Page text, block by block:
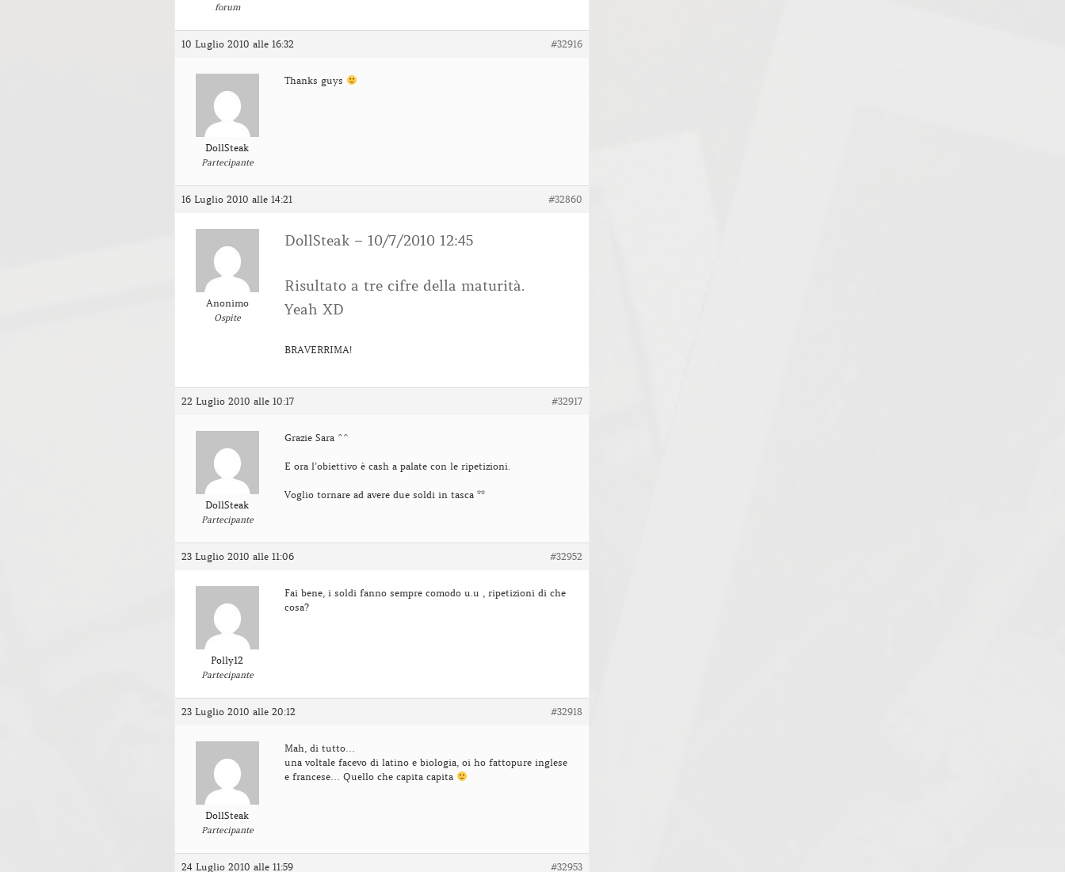
forum
10 Luglio 2010 alle 16:32 #32916
DollSteak
Partecipante
Thanks guys
16 Luglio 2010 alle 14:21 #32860
Anonimo
Ospite
DollSteak – 10/7/2010 12:45
Risultato a tre cifre della maturità.
Yeah XD
BRAVERRIMA!
22 Luglio 2010 alle 10:17 #32917
DollSteak
Partecipante
Grazie Sara ^^
E ora l’obiettivo è cash a palate con le ripetizioni.
Voglio tornare ad avere due soldi in tasca **
23 Luglio 2010 alle 11:06 #32952
Polly12
Partecipante
Fai bene, i soldi fanno sempre comodo u.u , ripetizioni di che
cosa?
23 Luglio 2010 alle 20:12 #32918
DollSteak
Partecipante
Mah, di tutto…
una voltale facevo di latino e biologia, oi ho fattopure inglese
e francese… Quello che capita capita
24 Luglio 2010 alle 11:59 #32953